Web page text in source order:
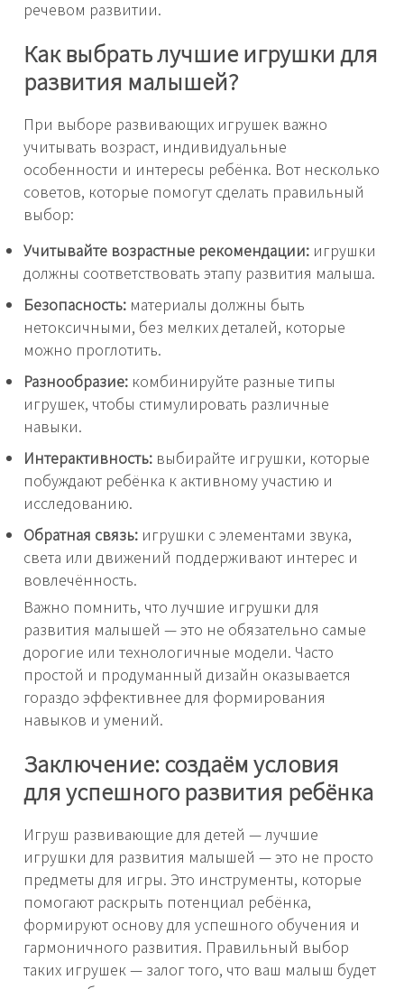
речевом развитии.
Как выбрать лучшие игрушки для
развития малышей?
При выборе развивающих игрушек важно
учитывать возраст, индивидуальные
особенности и интересы ребёнка. Вот несколько
советов, которые помогут сделать правильный
выбор:
Учитывайте возрастные рекомендации: игрушки
должны соответствовать этапу развития малыша.
Безопасность: материалы должны быть
нетоксичными, без мелких деталей, которые
можно проглотить.
Разнообразие: комбинируйте разные типы
игрушек, чтобы стимулировать различные
навыки.
Интерактивность: выбирайте игрушки, которые
побуждают ребёнка к активному участию и
исследованию.
Обратная связь: игрушки с элементами звука,
света или движений поддерживают интерес и
вовлечённость.
Важно помнить, что лучшие игрушки для
развития малышей — это не обязательно самые
дорогие или технологичные модели. Часто
простой и продуманный дизайн оказывается
гораздо эффективнее для формирования
навыков и умений.
Заключение: создаём условия
для успешного развития ребёнка
Игруш развивающие для детей — лучшие
игрушки для развития малышей — это не просто
предметы для игры. Это инструменты, которые
помогают раскрыть потенциал ребёнка,
формируют основу для успешного обучения и
гармоничного развития. Правильный выбор
таких игрушек — залог того, что ваш малыш будет